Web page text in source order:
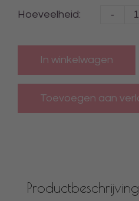
Hoeveelheid: -
In winkelwagen
Productbeschrijving